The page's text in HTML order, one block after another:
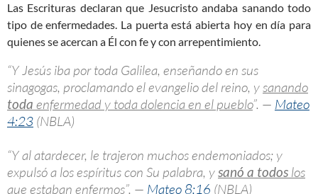
Las Escrituras declaran que Jesucristo andaba sanando todo
tipo de enfermedades. La puerta está abierta hoy en día para
quienes se acercan a Él con fe y con arrepentimiento.
“Y Jesús iba por toda Galilea, enseñando en sus
sinagogas, proclamando el evangelio del reino, ysanando
toda enfermedad y toda dolencia en el pueblo”. — Mateo
4:23 (NBLA)
“Y al atardecer, le trajeron muchos endemoniados; y
expulsó a los espíritus con Su palabra, ysanó a todos los
que estaban enfermos”. — Mateo 8:16 (NBLA)